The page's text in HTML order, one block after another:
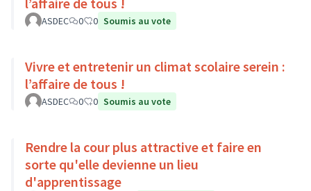
ASDEC 0 0 Soumis au vote
Vivre et entretenir un climat scolaire serein :
l’affaire de tous !
ASDEC 0 0 Soumis au vote
Rendre la cour plus attractive et faire en
sorte qu'elle devienne un lieu
d'apprentissage